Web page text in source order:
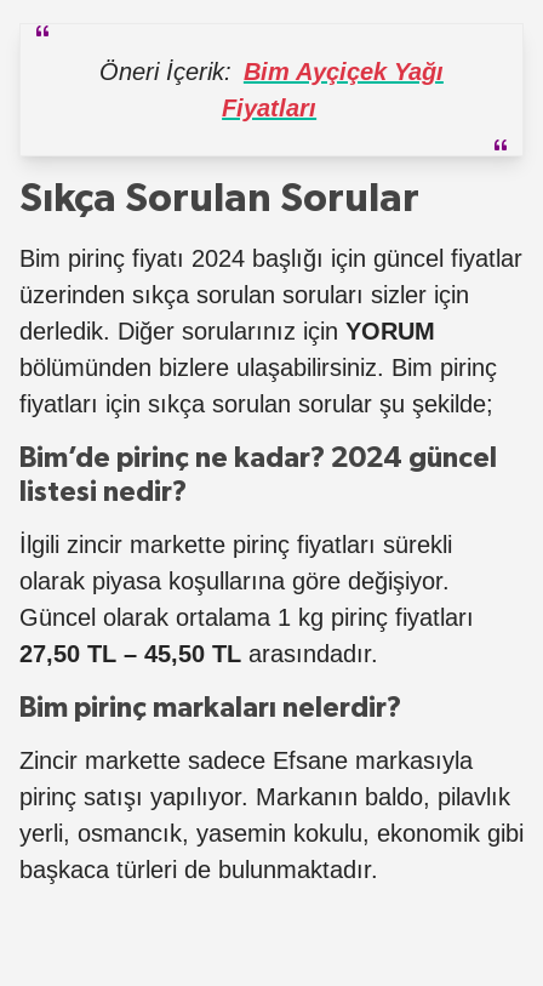
Öneri İçerik: Bim Ayçiçek Yağı
Fiyatları
Sıkça Sorulan Sorular
Bim pirinç fiyatı 2024 başlığı için güncel fiyatlar
üzerinden sıkça sorulan soruları sizler için
derledik. Diğer sorularınız için YORUM
bölümünden bizlere ulaşabilirsiniz. Bim pirinç
fiyatları için sıkça sorulan sorular şu şekilde;
Bim’de pirinç ne kadar? 2024 güncel
listesi nedir?
İlgili zincir markette pirinç fiyatları sürekli
olarak piyasa koşullarına göre değişiyor.
Güncel olarak ortalama 1 kg pirinç fiyatları
27,50 TL – 45,50 TL arasındadır.
Bim pirinç markaları nelerdir?
Zincir markette sadece Efsane markasıyla
pirinç satışı yapılıyor. Markanın baldo, pilavlık
yerli, osmancık, yasemin kokulu, ekonomik gibi
başkaca türleri de bulunmaktadır.